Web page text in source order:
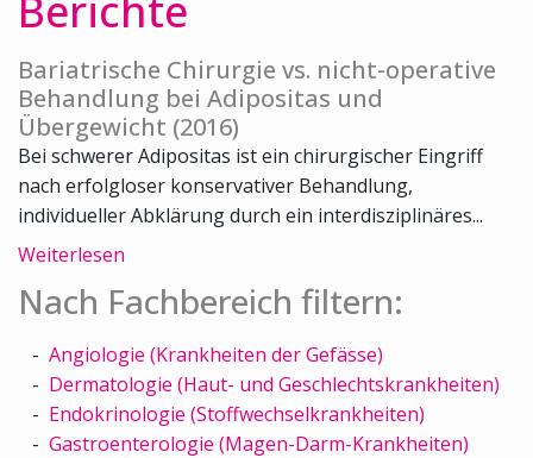
Bariatrische Chirurgie vs. nicht-operative
Behandlung bei Adipositas und
Übergewicht (2016)
Bei schwerer Adipositas ist ein chirurgischer Eingriff
nach erfolgloser konservativer Behandlung,
individueller Abklärung durch ein interdisziplinäres...
Weiterlesen
Nach Fachbereich filtern:
Angiologie (Krankheiten der Gefässe)
Dermatologie (Haut- und Geschlechtskrankheiten)
Endokrinologie (Stoffwechselkrankheiten)
Gastroenterologie (Magen-Darm-Krankheiten)